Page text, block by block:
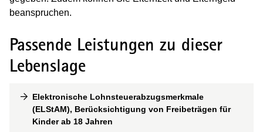
beanspruchen.
Passende Leistungen zu dieser
Lebenslage
Elektronische Lohnsteuerabzugsmerkmale
(ELStAM), Berücksichtigung von Freibeträgen für
Kinder ab 18 Jahren